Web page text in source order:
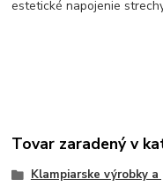
estetické napojenie
Tovar zaradený v
Klampiarske výrobky a